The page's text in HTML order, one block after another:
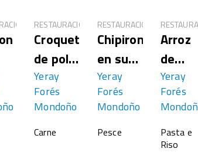
RESTAURACIÓN
Croquetas
de pollo
y jamon
Yeray
Forés
Mondoño
Carne
RESTAURACIÓN
Chipirones
en su
tinta
Yeray
Forés
Mondoño
Pesce
Arroz
de
Yeray
Forés
Pasta e
Riso